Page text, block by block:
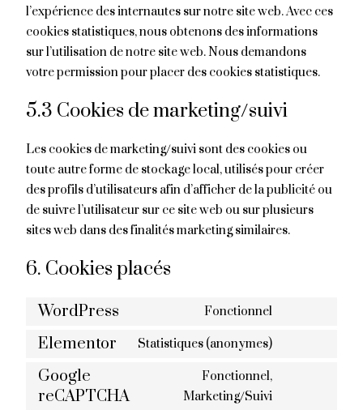
l’expérience des internautes sur notre site web. Avec ces
cookies statistiques, nous obtenons des informations
sur l’utilisation de notre site web. Nous demandons
votre permission pour placer des cookies statistiques.
5.3 Cookies de marketing/suivi
Les cookies de marketing/suivi sont des cookies ou
toute autre forme de stockage local, utilisés pour créer
des profils d’utilisateurs afin d’afficher de la publicité ou
de suivre l’utilisateur sur ce site web ou sur plusieurs
sites web dans des finalités marketing similaires.
6. Cookies placés
WordPress Fonctionnel
Elementor Statistiques (anonymes)
Google
reCAPTCHA
Fonctionnel,
Marketing/Suivi